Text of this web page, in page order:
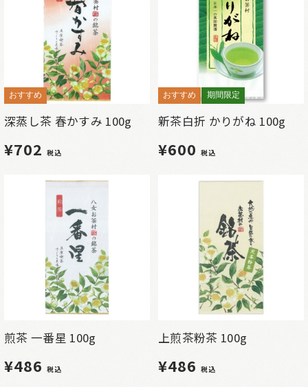
おすすめ
深蒸し茶 春かすみ 100g
¥702税込
おすすめ 期間限定
新茶白折 かりがね 100g
¥600税込
煎茶 一番星 100g
¥486税込
上煎茶粉茶 100g
¥486税込